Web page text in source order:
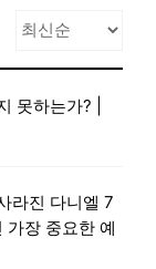
못하는가? |
라진 다니엘 7
가장 중요한 예